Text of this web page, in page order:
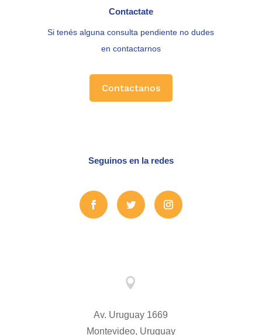
Contactate
Si tenés alguna consulta pendiente no dudes
en contactarnos
Contactanos
Seguinos en la redes

Av. Uruguay 1669
Montevideo, Uruguay